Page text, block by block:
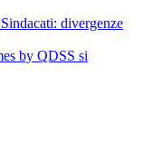
divergenze
by QDSS si